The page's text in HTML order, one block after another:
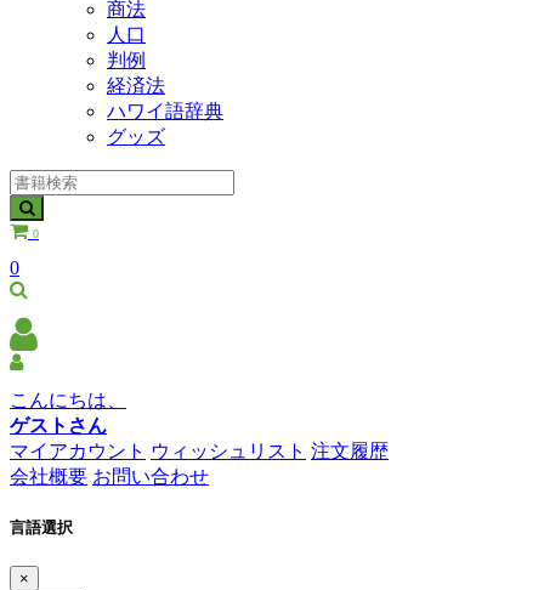
商法
人口
判例
経済法
ハワイ語辞典
グッズ
0
0
こんにちは、
ゲストさん
マイアカウント ウィッシュリスト 注文履歴
会社概要 お問い合わせ
言語選択
×